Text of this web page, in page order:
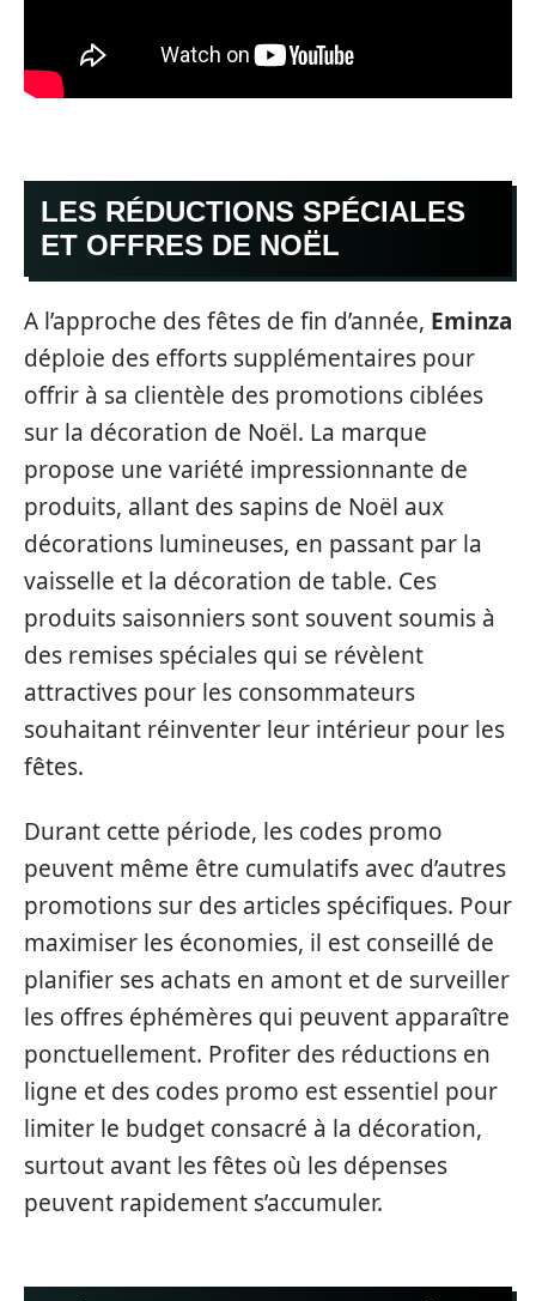
LES RÉDUCTIONS SPÉCIALES
ET OFFRES DE NOËL
A l’approche des fêtes de fin d’année, Eminza
déploie des efforts supplémentaires pour
offrir à sa clientèle des promotions ciblées
sur la décoration de Noël. La marque
propose une variété impressionnante de
produits, allant des sapins de Noël aux
décorations lumineuses, en passant par la
vaisselle et la décoration de table. Ces
produits saisonniers sont souvent soumis à
des remises spéciales qui se révèlent
attractives pour les consommateurs
souhaitant réinventer leur intérieur pour les
fêtes.
Durant cette période, les codes promo
peuvent même être cumulatifs avec d’autres
promotions sur des articles spécifiques. Pour
maximiser les économies, il est conseillé de
planifier ses achats en amont et de surveiller
les offres éphémères qui peuvent apparaître
ponctuellement. Profiter des réductions en
ligne et des codes promo est essentiel pour
limiter le budget consacré à la décoration,
surtout avant les fêtes où les dépenses
peuvent rapidement s’accumuler.